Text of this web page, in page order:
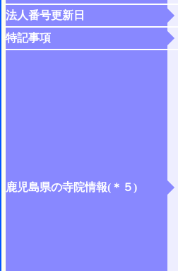
法人番号更新日
特記事項
鹿児島県の寺院情報(＊５)